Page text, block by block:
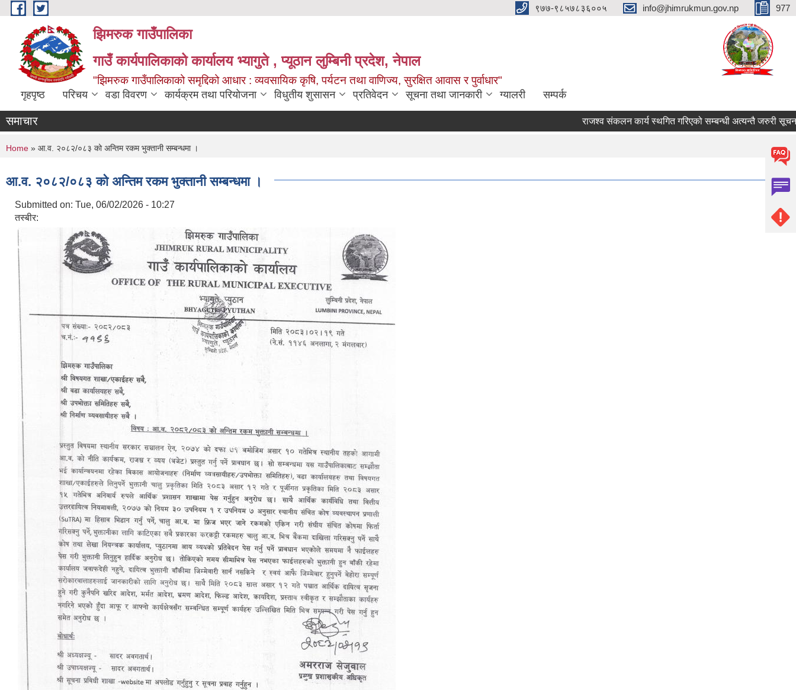
Skip to main content ९७७-९८५७८३६००५ info@jhimrukmun.gov.np 977
झिमरुक गाउँपालिका
गाउँ कार्यपालिकाको कार्यालय भ्यागुते , प्यूठान लुम्बिनी प्रदेश, नेपाल
"झिमरुक गाउँपालिकाको समृद्दिको आधार : व्यवसायिक कृषि, पर्यटन तथा वाणिज्य, सुरक्षित आवास र पुर्वाधार"
गृहपृष्ठ परिचय वडा विवरण कार्यक्रम तथा परियोजना विधुतीय शुसासन प्रतिवेदन सूचना तथा जानकारी ग्यालरी सम्पर्क
समाचार राजश्व संकलन कार्य स्थगित गरिएको सम्बन्धी अत्यन्तै जरुरी सूचना ।
You are here
Home » आ.व. २०८२/०८३ को अन्तिम रकम भुक्तानी सम्बन्धमा ।
आ.व. २०८२/०८३ को अन्तिम रकम भुक्तानी सम्बन्धमा ।
Submitted on: Tue, 06/02/2026 - 10:27
तस्बीर: